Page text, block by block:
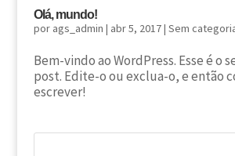
Olá, mundo!
por ags_admin | abr 5, 2017| Sem
Bem-vindo ao WordPress. Esse é o
post. Edite-o ou exclua-o, e então
escrever!